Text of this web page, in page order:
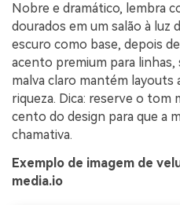
Nobre e dramático, lembra
dourados em um salão à luz
escuro como base, depois
acento premium para
malva claro mantém layouts
riqueza. Dica: reserve o tom
cento do design para que a
chamativa.
Exemplo de imagem de
media.io